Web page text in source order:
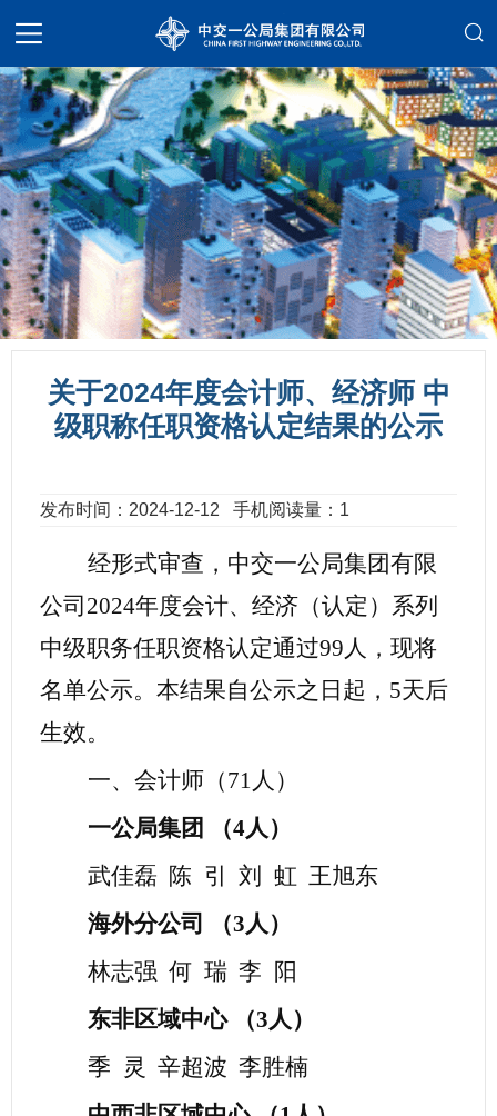
关于2024年度会计师、经济师 中
级职称任职资格认定结果的公示
发布时间：2024-12-12 手机阅读量：1
经形式审查， 中交一公局集团有限
公司 2024年度会计、经济 （认定）系列
中级职务任职资格认定通过99人， 现将
名单公示。本结果自公示之日起， 5天后
生效。
一、会计师（71人）
一公局集团
（4人）
武佳磊 陈 引 刘 虹 王旭东
海外分公司
（3人）
林志强 何 瑞 李
阳
东非区域中心
（3人）
季 灵 辛超波 李胜楠